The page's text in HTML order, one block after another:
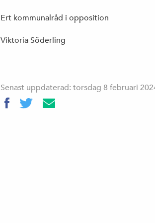
Ert kommunalråd i opposition
Viktoria Söderling
Senast uppdaterad: torsdag 8 februari